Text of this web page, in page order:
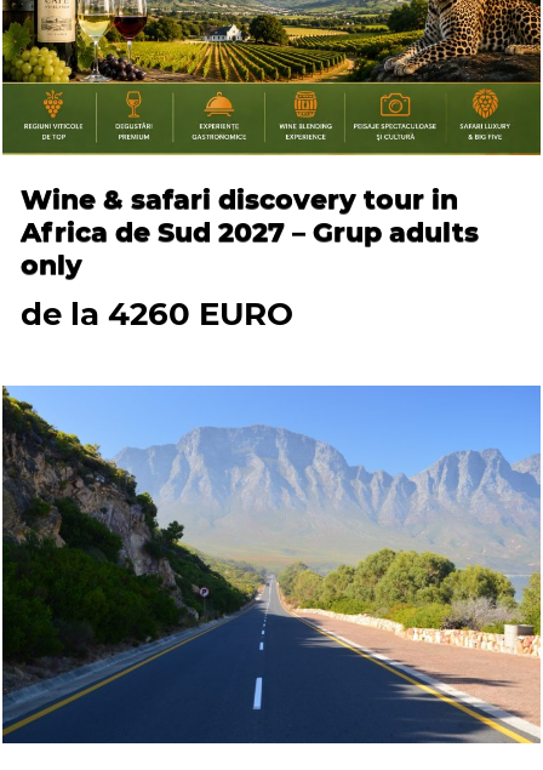
Wine & safari discovery tour in
Africa de Sud 2027 – Grup adults
only
de la 4260 EURO